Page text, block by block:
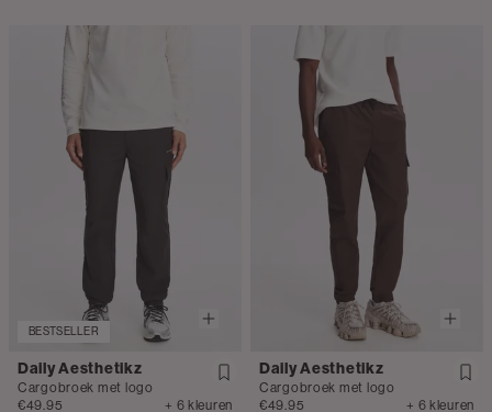
BESTSELLER
Daily Aesthetikz
Cargobroek met logo
€49.95
+ 6 kleuren
Daily Aesthetikz
Cargobroek met logo
€49.95
+ 6 kleuren